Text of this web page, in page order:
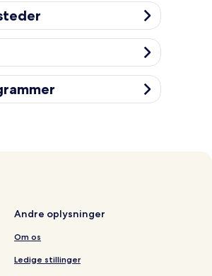
Andre oplysninger
Om os
Ledige stillinger